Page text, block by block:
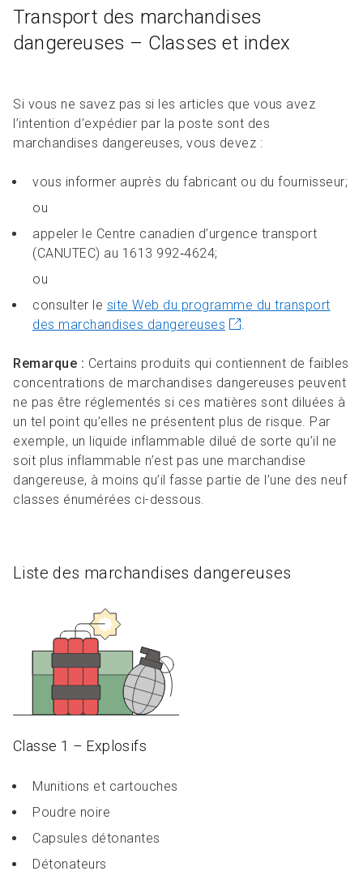
Transport des marchandises
dangereuses – Classes et index
Si vous ne savez pas si les articles que vous avez
l’intention d’expédier par la poste sont des
marchandises dangereuses, vous devez :
vous informer auprès du fabricant ou du fournisseur;
ou
appeler le Centre canadien d’urgence transport
(CANUTEC) au 1613 992‑4624;
ou
consulter le site Web du programme du transport
des marchandises dangereuses
.
Remarque : Certains produits qui contiennent de faibles
concentrations de marchandises dangereuses peuvent
ne pas être réglementés si ces matières sont diluées à
un tel point qu’elles ne présentent plus de risque. Par
exemple, un liquide inflammable dilué de sorte qu’il ne
soit plus inflammable n’est pas une marchandise
dangereuse, à moins qu’il fasse partie de l’une des neuf
classes énumérées ci-dessous.
Liste des marchandises dangereuses
Classe 1 – Explosifs
Munitions et cartouches
Poudre noire
Capsules détonantes
Détonateurs